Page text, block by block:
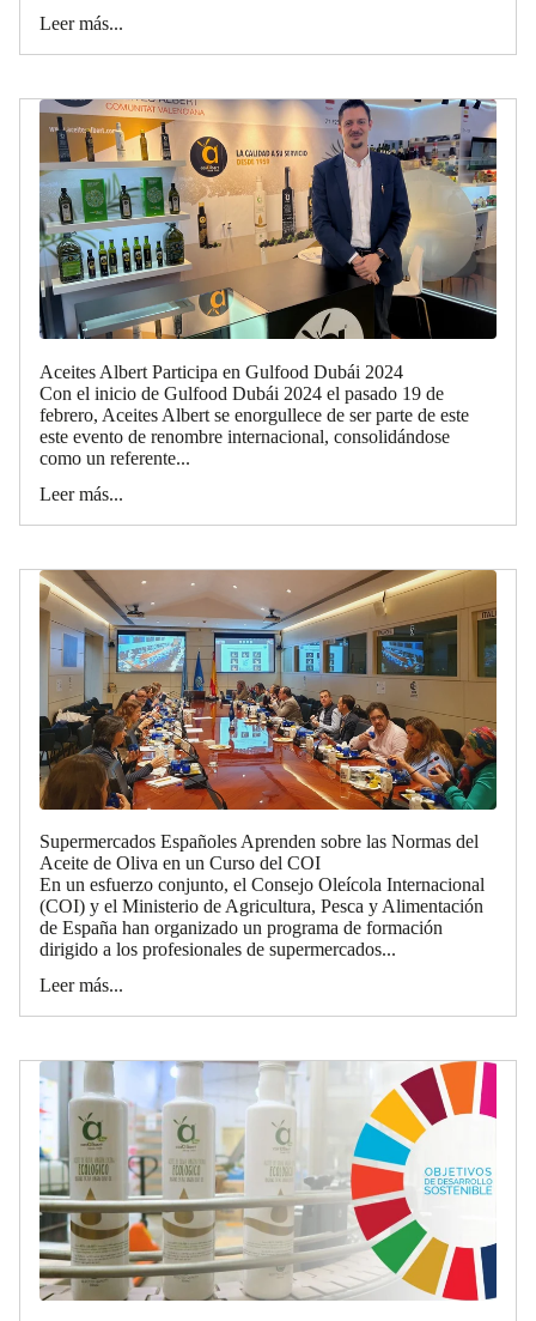
Leer más...
Aceites Albert Participa en Gulfood Dubái 2024
Con el inicio de Gulfood Dubái 2024 el pasado 19 de
febrero, Aceites Albert se enorgullece de ser parte de este
este evento de renombre internacional, consolidándose
como un referente...
Leer más...
Supermercados Españoles Aprenden sobre las Normas del
Aceite de Oliva en un Curso del COI
En un esfuerzo conjunto, el Consejo Oleícola Internacional
(COI) y el Ministerio de Agricultura, Pesca y Alimentación
de España han organizado un programa de formación
dirigido a los profesionales de supermercados...
Leer más...